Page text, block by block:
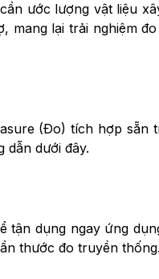
ước lượng vật liệu
mang lại trải nghiệm
(Đo) tích hợp sẵn
dẫn dưới đây.
dụng ngay ứng
thước đo truyền thống.